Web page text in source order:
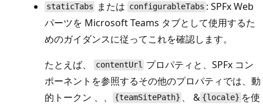
staticTabs または configurableTabs : SPFx Web
パーツを Microsoft Teams タブとして使用するた
めのガイダンスに従ってこれを確認します。
たとえば、
contentUrl プロパティと、SPFx コン
ポーネントを参照するその他のプロパティでは、動
的トークン 、、
{teamSitePath} 、 & {locale} を使